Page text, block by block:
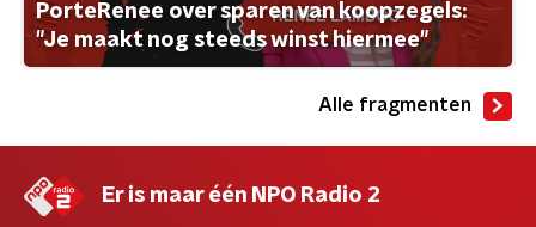
PorteRenee over sparen van koopzegels:
"Je maakt nog steeds winst hiermee"
Alle fragmenten
Er is maar één NPO Radio 2